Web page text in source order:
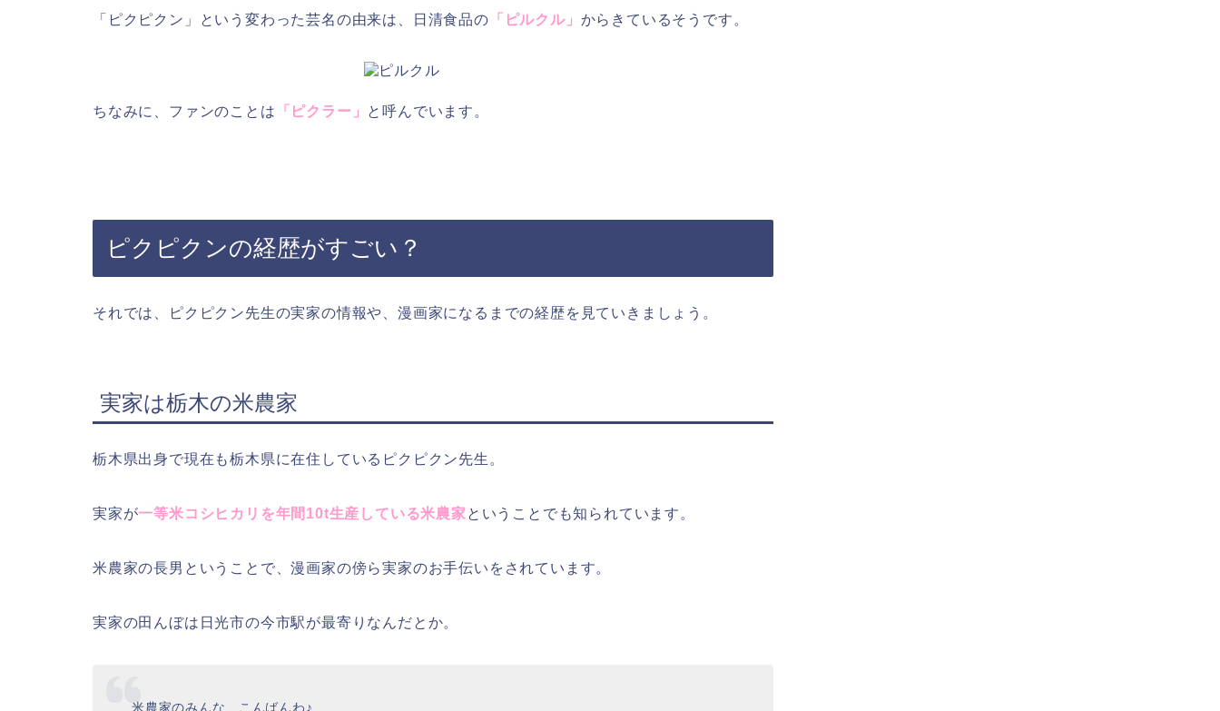
「ピクピクン」という変わった芸名の由来は、日清食品の 「ピルクル」 からきているそうです。
ちなみに、ファンのことは 「ピクラー」 と呼んでいます。
ピクピクンの経歴がすごい？
それでは、ピクピクン先生の実家の情報や、漫画家になるまでの経歴を見ていきましょう。
実家は栃木の米農家
栃木県出身で現在も栃木県に在住しているピクピクン先生。
実家が一等米コシヒカリを年間10t生産している米農家ということでも知られています。
米農家の長男ということで、漫画家の傍ら実家のお手伝いをされています。
実家の田んぼは日光市の今市駅が最寄りなんだとか。
米農家のみんな、こんばんわ♪